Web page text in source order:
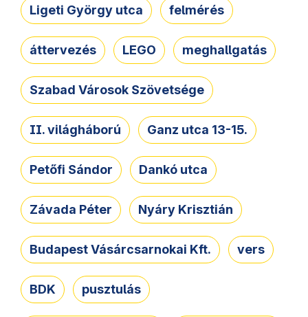
Ligeti György utca felmérés
áttervezés LEGO meghallgatás
Szabad Városok Szövetsége
II. világháború Ganz utca 13-15.
Petőfi Sándor Dankó utca
Závada Péter Nyáry Krisztián
Budapest Vásárcsarnokai Kft. vers
BDK pusztulás